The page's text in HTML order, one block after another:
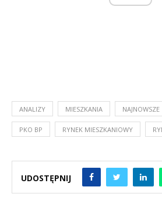
ANALIZY MIESZKANIA NAJNOWSZE
PKO BP RYNEK MIESZKANIOWY
UDOSTĘPNIJ